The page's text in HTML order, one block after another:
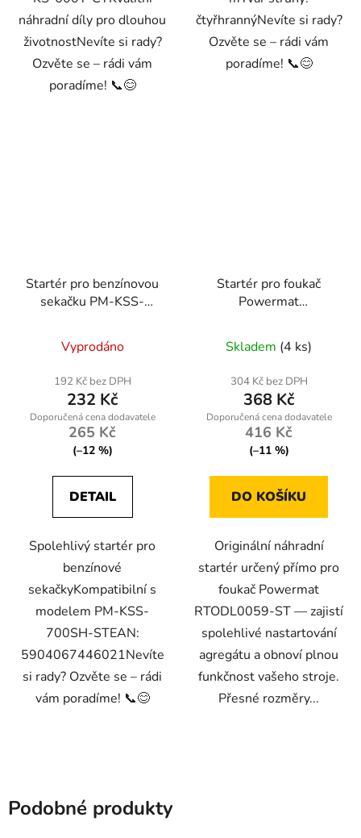
náhradní díly pro dlouhou
životnostNevíte si rady?
Ozvěte se – rádi vám
poradíme! 📞😊
čtyřhrannýNevíte si rady?
Ozvěte se – rádi vám
poradíme! 📞😊
Startér pro benzínovou
sekačku PM-KSS-
Vyprodáno
192 Kč bez DPH
232 Kč
265 Kč
(–12 %)
DETAIL
Spolehlivý startér pro
benzínové
sekačkyKompatibilní s
modelem PM-KSS-
700SH-STEAN:
5904067446021Nevíte
si rady? Ozvěte se – rádi
vám poradíme! 📞😊
Startér pro foukač
Powermat
Skladem (4 ks)
304 Kč bez DPH
368 Kč
416 Kč
(–11 %)
DO KOŠÍKU
Originální náhradní
startér určený přímo pro
foukač Powermat
RTODL0059-ST — zajistí
spolehlivé nastartování
agregátu a obnoví plnou
funkčnost vašeho stroje.
Přesné rozměry...
Podobné produkty